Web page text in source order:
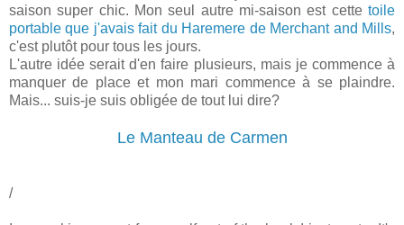
saison super chic. Mon seul autre mi-saison est cette toile
portable que j'avais fait du Haremere de Merchant and Mills,
c'est plutôt pour tous les jours.
L'autre idée serait d'en faire plusieurs, mais je commence à
manquer de place et mon mari commence à se plaindre.
Mais... suis-je suis obligée de tout lui dire?
Le Manteau de Carmen
/